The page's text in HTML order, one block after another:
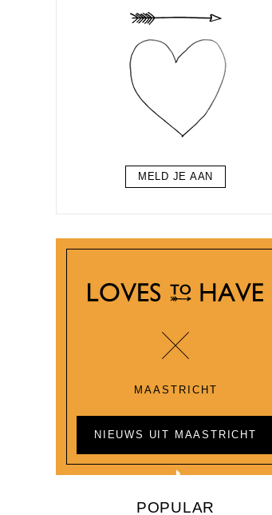
MELD JE AAN
MAASTRICHT
NIEUWS UIT MAASTRICHT
POPULAR